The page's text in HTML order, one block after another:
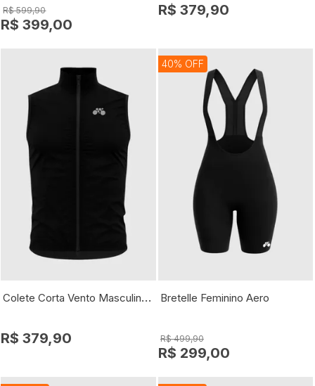
R$ 599,90
R$ 399,00
R$ 379,90
Colete Corta Vento Masculino Exclusiv
R$ 379,90
40% OFF
Bretelle Feminino Aero
R$ 499,90
R$ 299,00